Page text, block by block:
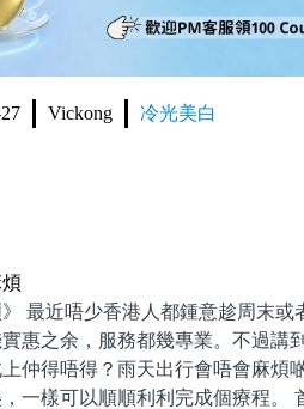
Vickong 冷光美白
最近唔少香港人都鍾意趁周末或
惠之余，服務都幾專業。不過講
仲得唔得？雨天出行會唔會麻煩
一樣可以順順利利完成個療程。